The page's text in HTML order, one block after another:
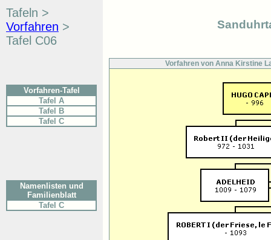
Tafeln >
Vorfahren >
Tafel C06
Vorfahren-Tafel
Tafel A
Tafel B
Tafel C
Namenlisten und
Familienblatt
Tafel C
Vorfahren von Anna Kirstine